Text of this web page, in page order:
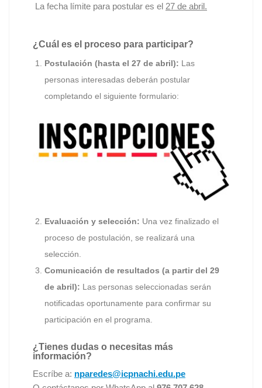
La fecha límite para postular es el 27 de abril.
¿Cuál es el proceso para participar?
Postulación (hasta el 27 de abril): Las
personas interesadas deberán postular
completando el siguiente formulario:
Evaluación y selección: Una vez finalizado el
proceso de postulación, se realizará una
selección.
Comunicación de resultados (a partir del 29
de abril): Las personas seleccionadas serán
notificadas oportunamente para confirmar su
participación en el programa.
¿Tienes dudas o necesitas más
información?
Escríbe a: nparedes@icpnachi.edu.pe